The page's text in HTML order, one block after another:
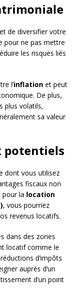
de diversifier votre
pour ne pas mettre
les risques liés
l’inflation et peut
De plus,
plus volatils,
sa valeur
potentiels
dont vous utilisez
fiscaux non
pour la location
, vous pourriez
revenus locatifs.
dans des zones
locatif comme le
d’impôts
auprès d’un
d’un point